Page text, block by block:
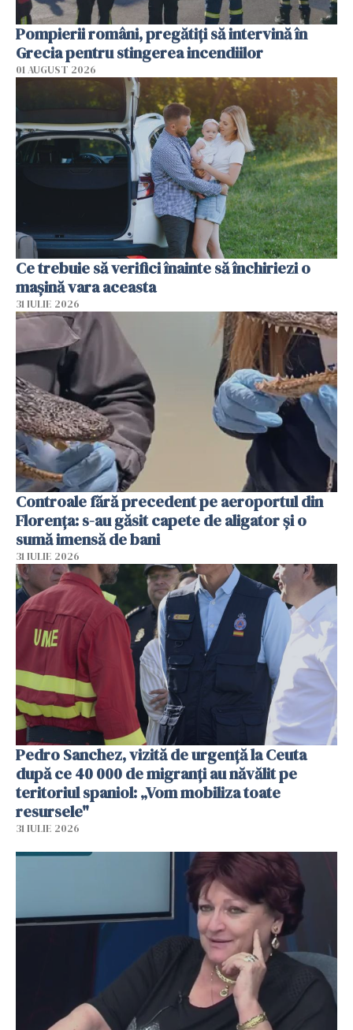
Pompierii români, pregătiţi să intervină în
Grecia pentru stingerea incendiilor
01 AUGUST 2026
Ce trebuie să verifici înainte să închiriezi o
mașină vara aceasta
31 IULIE 2026
Controale fără precedent pe aeroportul din
Florența: s-au găsit capete de aligator și o
sumă imensă de bani
31 IULIE 2026
Pedro Sanchez, vizită de urgență la Ceuta
după ce 40 000 de migranți au năvălit pe
teritoriul spaniol: „Vom mobiliza toate
resursele"
31 IULIE 2026